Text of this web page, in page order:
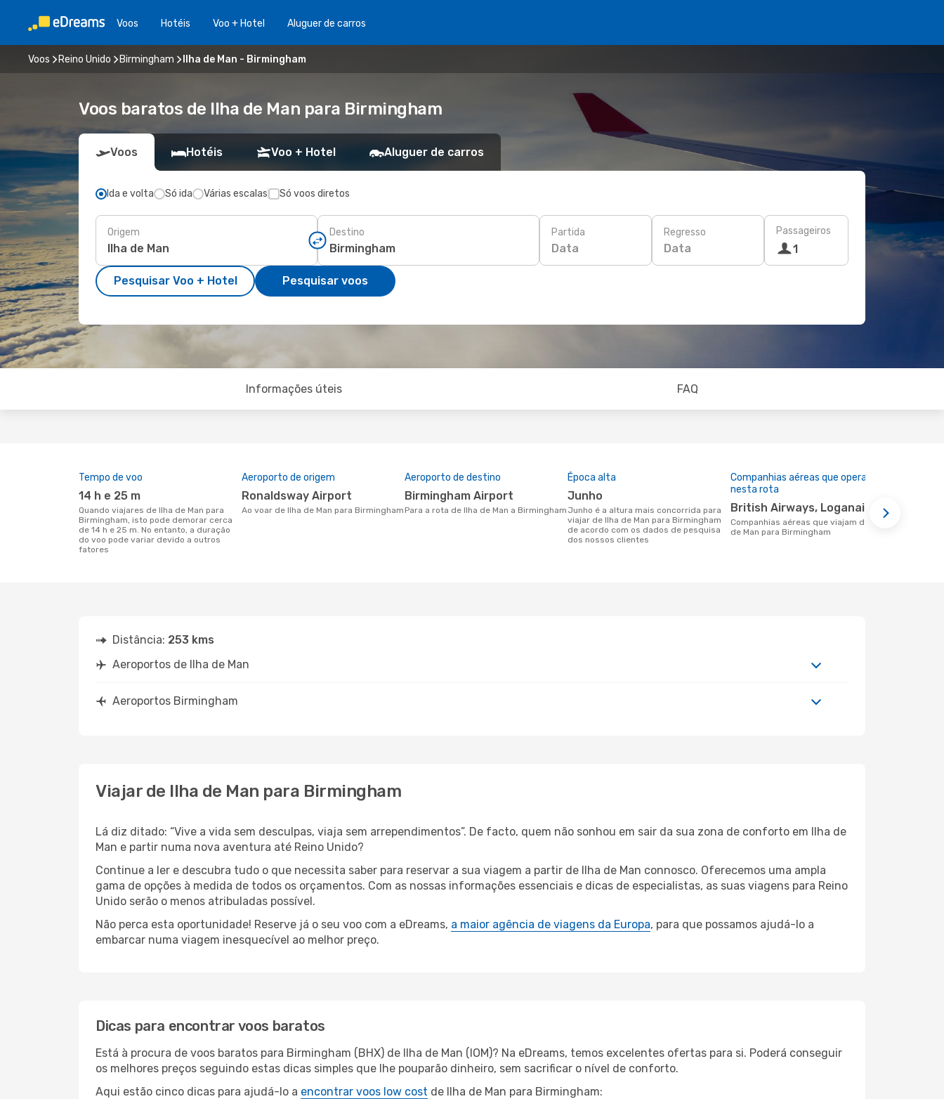
Voos Hotéis Voo + Hotel Aluguer de carros
Voos Reino Unido Birmingham Ilha de Man - Birmingham
Voos baratos de Ilha de Man para Birmingham
Voos Hotéis Voo + Hotel Aluguer de carros
Ida e volta Só ida Várias escalas Só voos diretos
Origem Destino Partida
Data
Regresso
Data
Passageiros
1
Pesquisar Voo + Hotel Pesquisar voos
Informações úteis FAQ
Tempo de voo
14 h e 25 m
Quando viajares de Ilha de Man para
Birmingham, isto pode demorar cerca
de 14 h e 25 m. No entanto, a duração
do voo pode variar devido a outros
fatores
Aeroporto de origem
Ronaldsway Airport
Ao voar de Ilha de Man para Birmingham
Aeroporto de destino
Birmingham Airport
Para a rota de Ilha de Man a Birmingham
Época alta
junho
junho é a altura mais concorrida para
viajar de Ilha de Man para Birmingham
de acordo com os dados de pesquisa
dos nossos clientes
Companhias aéreas que operam
nesta rota
British Airways, Loganair
Companhias aéreas que viajam de Ilha
de Man para Birmingham
Distância: 253 kms
Aeroportos de Ilha de Man
Aeroportos Birmingham
Viajar de Ilha de Man para Birmingham
Lá diz ditado: “Vive a vida sem desculpas, viaja sem arrependimentos”. De facto, quem não sonhou em sair da sua zona de conforto em Ilha de
Man e partir numa nova aventura até Reino Unido?
Continue a ler e descubra tudo o que necessita saber para reservar a sua viagem a partir de Ilha de Man connosco. Oferecemos uma ampla
gama de opções à medida de todos os orçamentos. Com as nossas informações essenciais e dicas de especialistas, as suas viagens para Reino
Unido serão o menos atribuladas possível.
Não perca esta oportunidade! Reserve já o seu voo com a eDreams, a maior agência de viagens da Europa, para que possamos ajudá-lo a
embarcar numa viagem inesquecível ao melhor preço.
Dicas para encontrar voos baratos
Está à procura de voos baratos para Birmingham (BHX) de Ilha de Man (IOM)? Na eDreams, temos excelentes ofertas para si. Poderá conseguir
os melhores preços seguindo estas dicas simples que lhe pouparão dinheiro, sem sacrificar o nível de conforto.
Aqui estão cinco dicas para ajudá-lo a encontrar voos low cost de Ilha de Man para Birmingham: